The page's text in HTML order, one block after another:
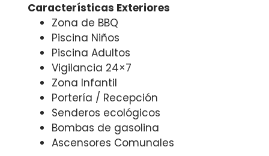
Características Exteriores
Zona de BBQ
Piscina Niños
Piscina Adultos
Vigilancia 24×7
Zona Infantil
Portería / Recepción
Senderos ecológicos
Bombas de gasolina
Ascensores Comunales